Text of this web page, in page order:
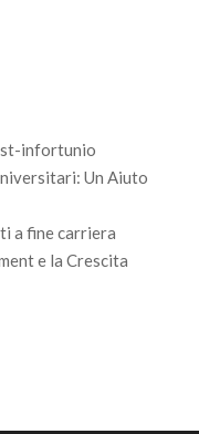
infortunio
Un Aiuto
a fine carriera
e la Crescita